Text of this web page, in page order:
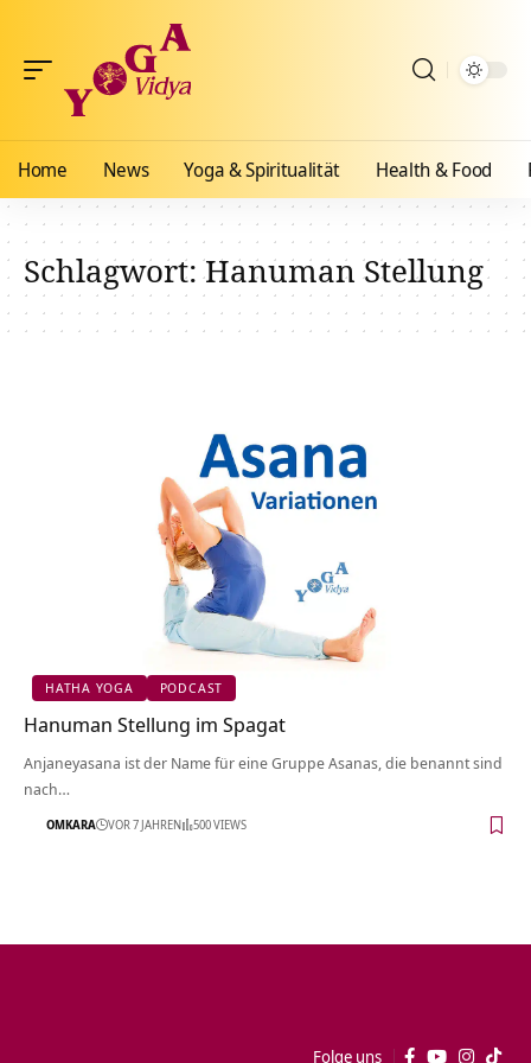
Home News Yoga & Spiritualität Health & Food
Schlagwort:Hanuman Stellung
HATHA YOGA PODCAST
Hanuman Stellung im Spagat
Anjaneyasana ist der Name für eine Gruppe Asanas, die benannt sind
nach…
OMKARA VOR 7 JAHREN 500 VIEWS
Folge uns